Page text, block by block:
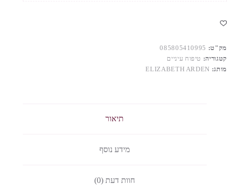
מק"ט: 085805410995
קטגוריה: טיפוח עיניים
מותג: ELIZABETH ARDEN
תיאור
מידע נוסף
חוות דעת (0)